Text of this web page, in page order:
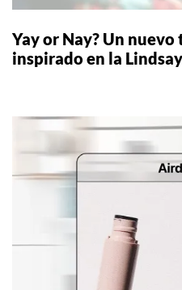
Yay or Nay? Un
inspirado en la